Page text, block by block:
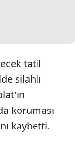
tatil
silahlı
koruması
kaybetti.